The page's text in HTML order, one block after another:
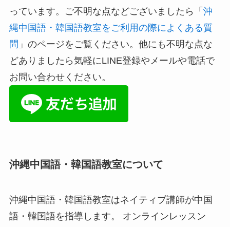
っています。ご不明な点などございましたら「 沖
縄中国語・韓国語教室をご利用の際によくある質
問 」のページをご覧ください。他にも不明な点な
どありましたら気軽にLINE登録やメールや電話で
お問い合わせください。
沖縄中国語・韓国語教室について
沖縄中国語・韓国語教室はネイティブ講師が中国
語・韓国語を指導します。 オンラインレッスン